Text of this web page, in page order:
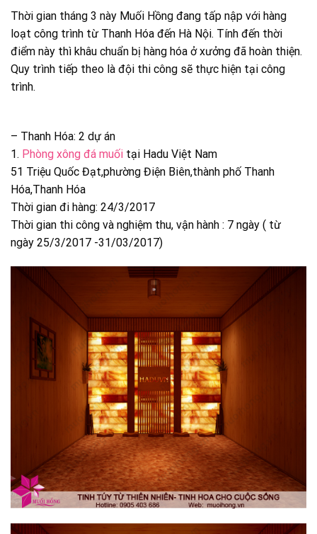
Thời gian tháng 3 này Muối Hồng đang tấp nập với hàng
loạt công trình từ Thanh Hóa đến Hà Nội. Tính đến thời
điểm này thì khâu chuẩn bị hàng hóa ở xưởng đã hoàn thiện.
Quy trình tiếp theo là đội thi công sẽ thực hiện tại công
trình.
– Thanh Hóa: 2 dự án
1. Phòng xông đá muối tại Hadu Việt Nam
51 Triệu Quốc Đạt,phường Điện Biên,thành phố Thanh
Hóa,Thanh Hóa
Thời gian đi hàng: 24/3/2017
Thời gian thi công và nghiệm thu, vận hành : 7 ngày ( từ
ngày 25/3/2017 -31/03/2017)